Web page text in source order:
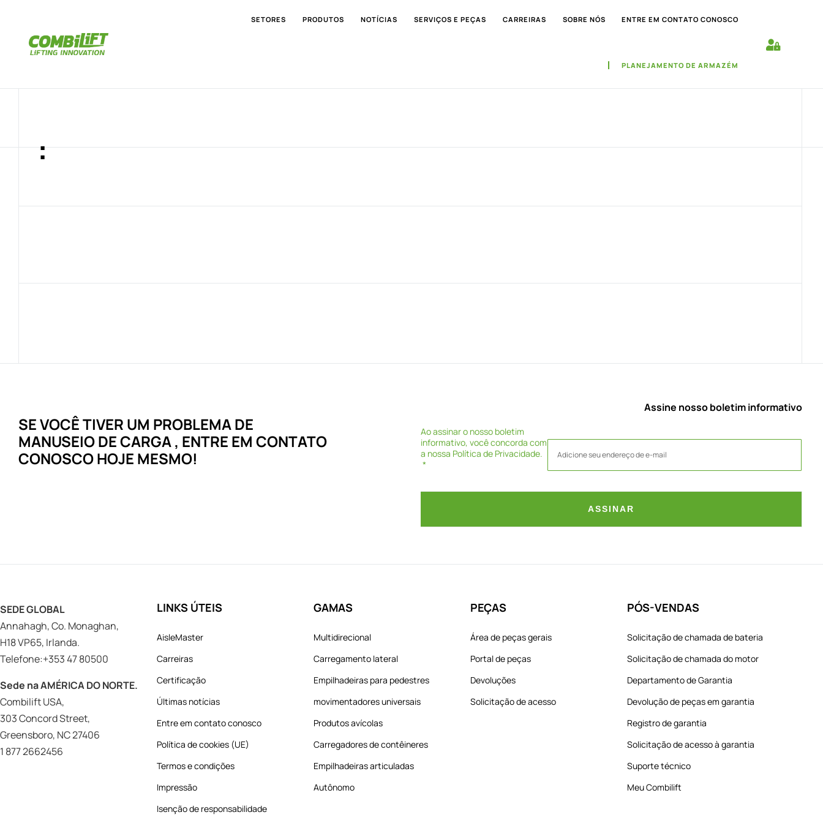
SETORES PRODUTOS NOTÍCIAS SERVIÇOS E PEÇAS CARREIRAS SOBRE NÓS ENTRE EM CONTATO CONOSCO
PLANEJAMENTO DE ARMAZÉM
:
SE VOCÊ TIVER UM PROBLEMADE
MANUSEIO DE CARGA, ENTRE EM CONTATO
CONOSCO HOJE MESMO!
Assine nosso boletim informativo
Ao assinar o nosso boletim
informativo, você concorda com
a nossa Política de Privacidade.
ASSINAR
SEDE GLOBAL
Annahagh, Co. Monaghan,
H18 VP65, Irlanda.
Telefone:+353 47 80500
Sede na AMÉRICA DO NORTE.
Combilift USA,
303 Concord Street,
Greensboro, NC 27406
1 877 2662456
LINKS ÚTEIS
AisleMaster
Carreiras
Certificação
Últimas notícias
Entre em contato conosco
Política de cookies (UE)
Termos e condições
Impressão
Isenção de responsabilidade
GAMAS
Multidirecional
Carregamento lateral
Empilhadeiras para pedestres
movimentadores universais
Produtos avícolas
Carregadores de contêineres
Empilhadeiras articuladas
Autônomo
PEÇAS
Área de peças gerais
Portal de peças
Devoluções
Solicitação de acesso
PÓS-VENDAS
Solicitação de chamada de bateria
Solicitação de chamada do motor
Departamento de Garantia
Devolução de peças em garantia
Registro de garantia
Solicitação de acesso à garantia
Suporte técnico
Meu Combilift